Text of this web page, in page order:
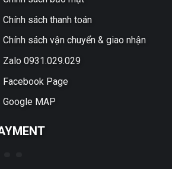
Chính sách thanh toán
Chính sách vận chuyển & giao nhận
Zalo 0931.029.029
Facebook Page
Google MAP